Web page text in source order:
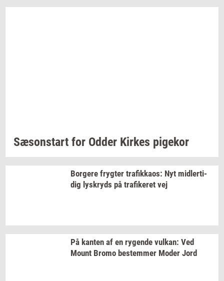
Sæ­son­start for Odder Kir­kes pi­ge­kor
Bor­ge­re fryg­ter tra­fik­ka­os: Nyt mid­ler­ti­
dig lys­kryds på tra­fi­ke­ret vej
På kan­ten af en ry­gen­de vulkan: Ved
Mount Bromo be­stem­mer Moder Jord